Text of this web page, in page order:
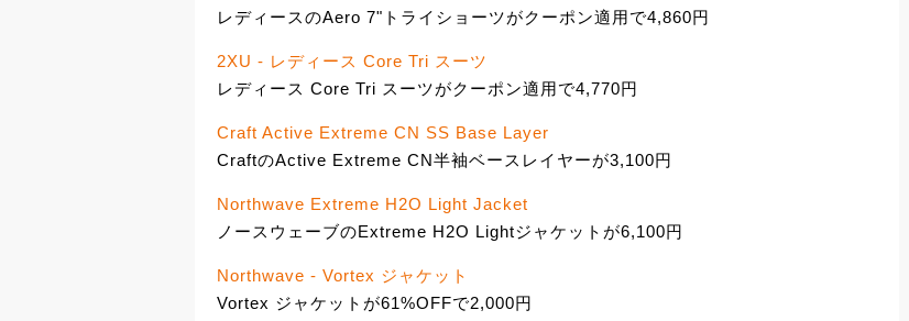
レディースのAero 7"トライショーツがクーポン適用で4,860円
2XU - レディース Core Tri スーツ
レディース Core Tri スーツがクーポン適用で4,770円
Craft Active Extreme CN SS Base Layer
CraftのActive Extreme CN半袖ベースレイヤーが3,100円
Northwave Extreme H2O Light Jacket
ノースウェーブのExtreme H2O Lightジャケットが6,100円
Northwave - Vortex ジャケット
Vortex ジャケットが61%OFFで2,000円